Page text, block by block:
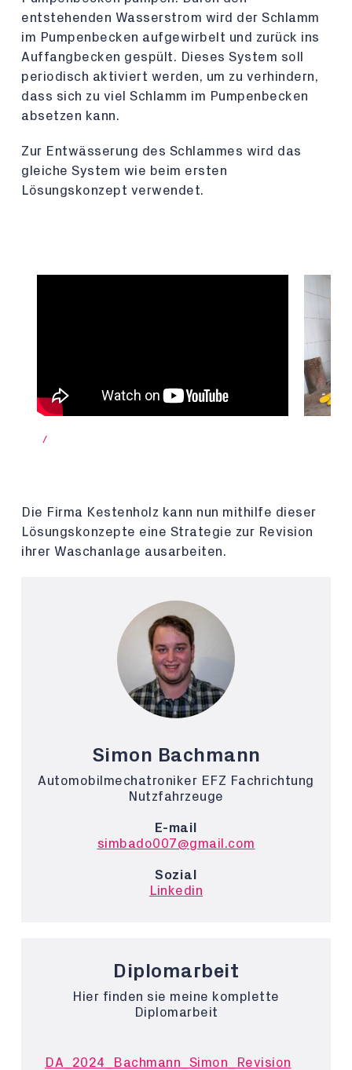
entstehenden Wasserstrom wird der Schlamm
im Pumpenbecken aufgewirbelt und zurück ins
Auffangbecken gespült. Dieses System soll
periodisch aktiviert werden, um zu verhindern,
dass sich zu viel Schlamm im Pumpenbecken
absetzen kann.
Zur Entwässerung des Schlammes wird das
gleiche System wie beim ersten
Lösungskonzept verwendet.
/
Die Firma Kestenholz kann nun mithilfe dieser
Lösungskonzepte eine Strategie zur Revision
ihrer Waschanlage ausarbeiten.
Simon Bachmann
Automobilmechatroniker EFZ Fachrichtung
Nutzfahrzeuge
E-mail
simbado007@gmail.com
Sozial
Linkedin
Diplomarbeit
Hier finden sie meine komplette
Diplomarbeit
DA_2024_Bachmann_Simon_Revision